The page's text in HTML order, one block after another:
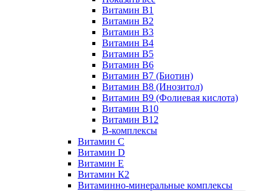
Витамин B1
Витамин B2
Витамин B3
Витамин B4
Витамин B5
Витамин B6
Витамин B7 (Биотин)
Витамин B8 (Инозитол)
Витамин B9 (Фолиевая кислота)
Витамин B10
Витамин B12
B-комплексы
Витамин C
Витамин D
Витамин E
Витамин К2
Витаминно-минеральные комплексы